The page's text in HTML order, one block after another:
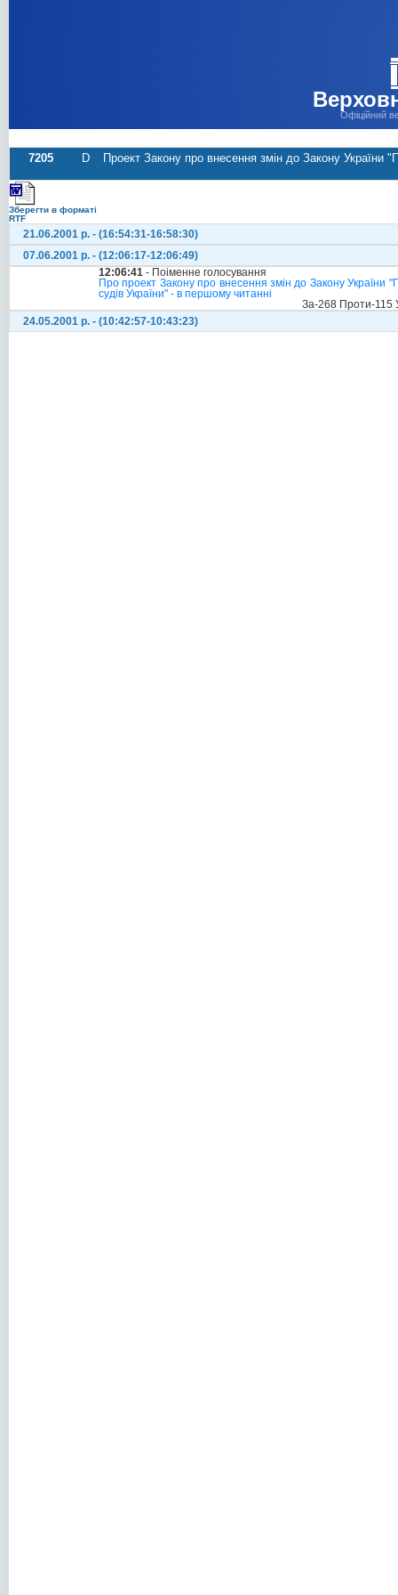
Офіційний
7205 D Проект Закону про внесення змін до Закону України
Зберегти в форматі
RTF
21.06.2001 р. - (16:54:31-16:58:30)
07.06.2001 р. - (12:06:17-12:06:49)
12:06:41 - Поіменне голосування
Про проект Закону про внесення змін до Закону України
судів України" - в першому читанні
За-268 Проти-115
24.05.2001 р. - (10:42:57-10:43:23)